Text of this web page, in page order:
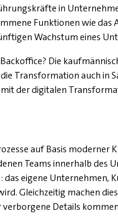
in
Funktionen wie das
Wachstum eines
Die
Transformation auch in
der digitalen
auf Basis moderner
Teams innerhalb
das eigene
Gleichzeitig machen
Details